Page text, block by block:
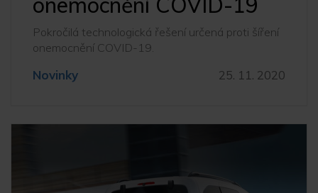
Pokročilá technologická řešení určená proti šíření
onemocnění COVID-19.
Novinky 25. 11. 2020